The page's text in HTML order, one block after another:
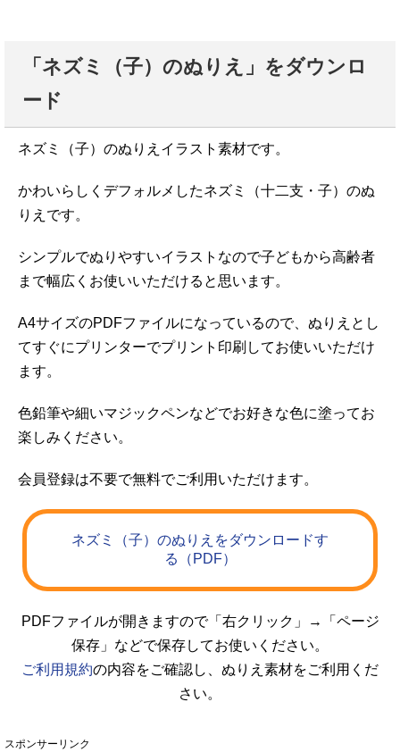
「ネズミ（子）のぬりえ」をダウンロ
ード
ネズミ（子）のぬりえイラスト素材です。
かわいらしくデフォルメしたネズミ（十二支・子）のぬ
りえです。
シンプルでぬりやすいイラストなので子どもから高齢者
まで幅広くお使いいただけると思います。
A4サイズのPDFファイルになっているので、ぬりえとし
てすぐにプリンターでプリント印刷してお使いいただけ
ます。
色鉛筆や細いマジックペンなどでお好きな色に塗ってお
楽しみください。
会員登録は不要で無料でご利用いただけます。
ネズミ（子）のぬりえをダウンロードす
る（PDF）
PDFファイルが開きますので「右クリック」→「ページ
保存」などで保存してお使いください。
ご利用規約の内容をご確認し、ぬりえ素材をご利用くだ
さい。
スポンサーリンク